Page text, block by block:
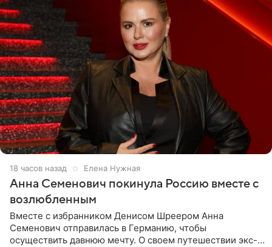
18 часов назад Елена Нужная
Анна Семенович покинула Россию вместе с
возлюбленным
Вместе с избранником Денисом Шреером Анна
Семенович отправилась в Германию, чтобы
осуществить давнюю мечту. О своем путешествии экс-